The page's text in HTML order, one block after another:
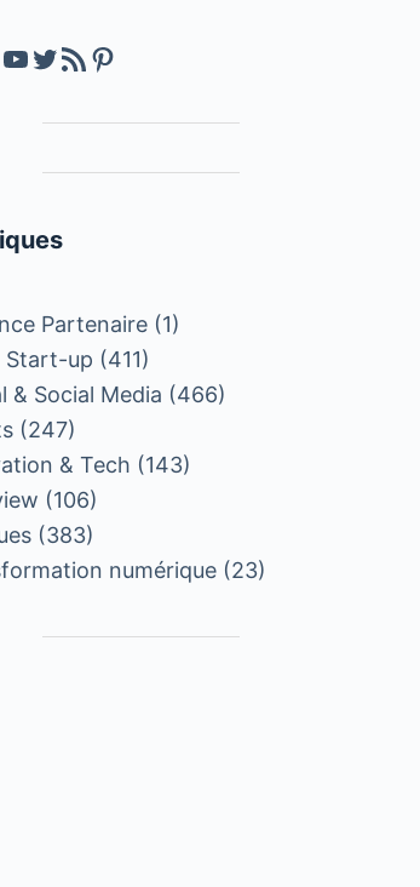
YouTube
Twitter
Feed RSSPinterest
Partenaire (1)
Start-up (411)
& Social Media (466)
(247)
& Tech (143)
(106)
(383)
numérique (23)